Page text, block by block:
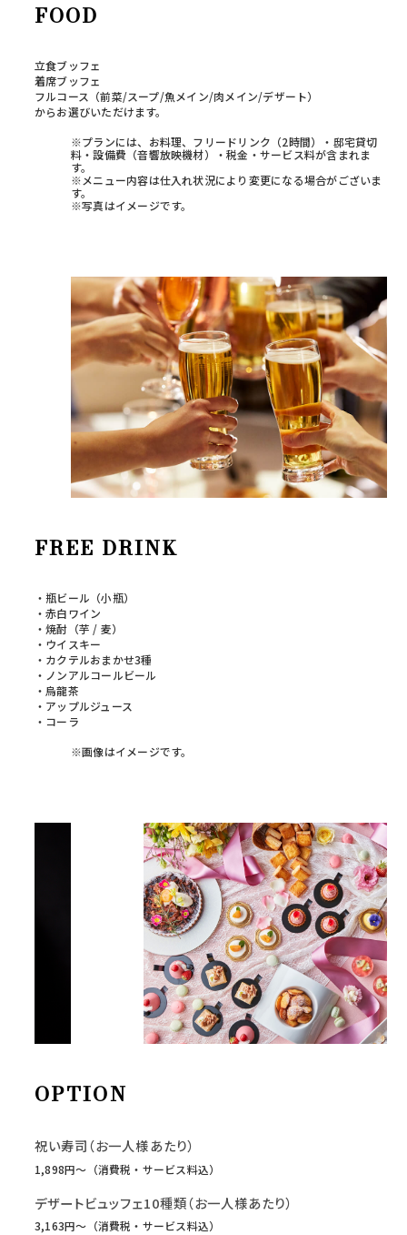
FOOD
立食ブッフェ
着席ブッフェ
フルコース（前菜/スープ/魚メイン/肉メイン/デザート）
からお選びいただけます。
※プランには、お料理、フリードリンク（2時間）・邸宅貸切
料・設備費（音響放映機材）・税金・サービス料が含まれま
す。
※メニュー内容は仕入れ状況により変更になる場合がございま
す。
※写真はイメージです。
FREE DRINK
・瓶ビール（小瓶）
・赤白ワイン
・焼酎（芋 / 麦）
・ウイスキー
・カクテルおまかせ3種
・ノンアルコールビール
・烏龍茶
・アップルジュース
・コーラ
※画像はイメージです。
OPTION
祝い寿司（お一人様あたり）
1,898円〜（消費税・サービス料込）
デザートビュッフェ10種類（お一人様あたり）
3,163円〜（消費税・サービス料込）